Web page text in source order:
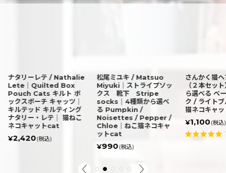
ナタリーレテ / Nathalie
Lete｜Quilted Box
Pouch Cats キルト ボ
ックスポーチ キャッツ｜
キルテッド キルティング
ナタリー・レテ｜ 猫ねこ
ネコキャットcat
¥2,420(税込)
松尾ミユキ / Matsuo
Miyuki｜ストライプソッ
クス 靴下 Stripe
socks｜4種類から選べ
る Pumpkin /
Noisettes / Pepper /
Chloe｜ねこ猫ネコキャ
ットcat
¥990(税込)
さんかく猫
（２本セッ
ら選べる ベ
ク / ライトブ
猫ネコキャ
¥1,100 (税込)